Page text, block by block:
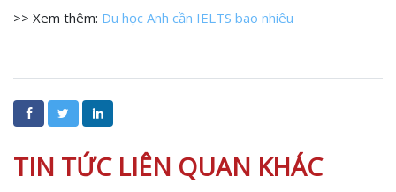
>> Xem thêm: Du học Anh cần IELTS bao nhiêu
TIN TỨC LIÊN QUAN KHÁC